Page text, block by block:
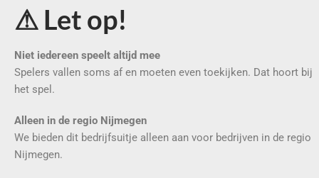
⚠ Let op!
Niet iedereen speelt altijd mee
Spelers vallen soms af en moeten even toekijken. Dat hoort bij
het spel.
Alleen in de regio Nijmegen
We bieden dit bedrijfsuitje alleen aan voor bedrijven in de regio
Nijmegen.